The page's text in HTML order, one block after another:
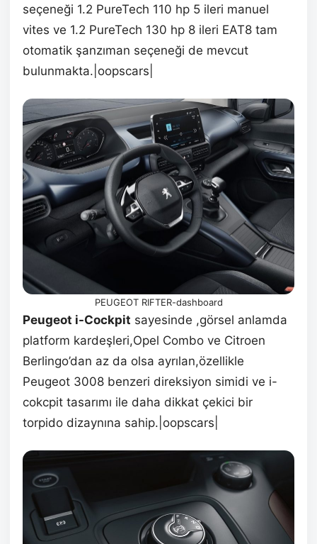
seçeneği 1.2 PureTech 110 hp 5 ileri manuel
vites ve 1.2 PureTech 130 hp 8 ileri EAT8 tam
otomatik şanzıman seçeneği de mevcut
bulunmakta.|oopscars|
PEUGEOT RIFTER-dashboard
Peugeot i-Cockpit sayesinde ,görsel anlamda
platform kardeşleri,Opel Combo ve Citroen
Berlingo’dan az da olsa ayrılan,özellikle
Peugeot 3008 benzeri direksiyon simidi ve i-
cokcpit tasarımı ile daha dikkat çekici bir
torpido dizaynına sahip.|oopscars|